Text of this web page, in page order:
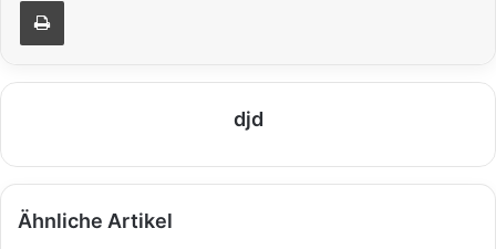
djd
Ähnliche Artikel